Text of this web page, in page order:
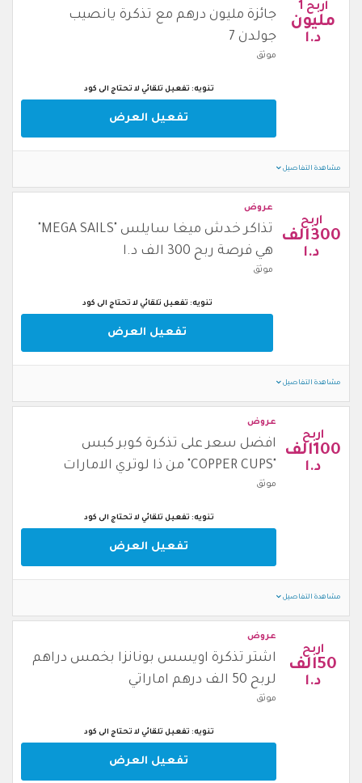
اربح 1
مليون
د.ا
جائزة مليون درهم مع تذكرة يانصيب
جولدن 7
موثق
تنويه: تفعيل تلقائي لا تحتاج الى كود
تفعيل العرض
مشاهدة التفاصيل
اربح
300الف
د.ا
عروض
تذاكر خدش ميغا سايلس "MEGA SAILS"
هي فرصة ربح 300 الف د.ا
موثق
تنويه: تفعيل تلقائي لا تحتاج الى كود
تفعيل العرض
مشاهدة التفاصيل
اربح
100الف
د.ا
عروض
افضل سعر على تذكرة كوبر كبس
"COPPER CUPS" من ذا لوتري الامارات
موثق
تنويه: تفعيل تلقائي لا تحتاج الى كود
تفعيل العرض
مشاهدة التفاصيل
اربح
50الف
د.ا
عروض
اشتر تذكرة اويسس بونانزا بخمس دراهم
لربح 50 الف درهم اماراتي
موثق
تنويه: تفعيل تلقائي لا تحتاج الى كود
تفعيل العرض